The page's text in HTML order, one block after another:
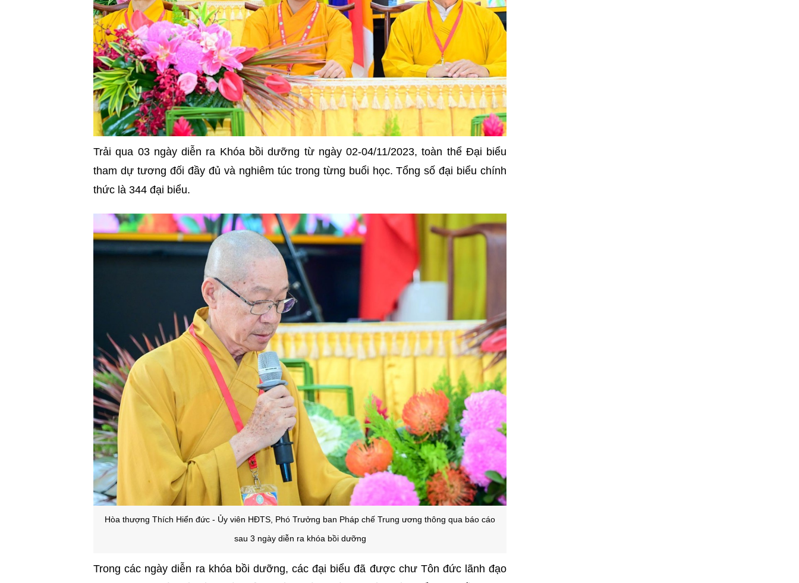
Trải qua 03 ngày diễn ra Khóa bồi dưỡng từ ngày 02-04/11/2023, toàn thể Đại biểu
tham dự tương đối đầy đủ và nghiêm túc trong từng buổi học. Tổng số đại biểu chính
thức là 344 đại biểu.
Hòa thượng Thích Hiển đức - Ủy viên HĐTS, Phó Trưởng ban Pháp chế Trung ương thông qua báo cáo
sau 3 ngày diễn ra khóa bồi dưỡng
Trong các ngày diễn ra khóa bồi dưỡng, các đại biểu đã được chư Tôn đức lãnh đạo